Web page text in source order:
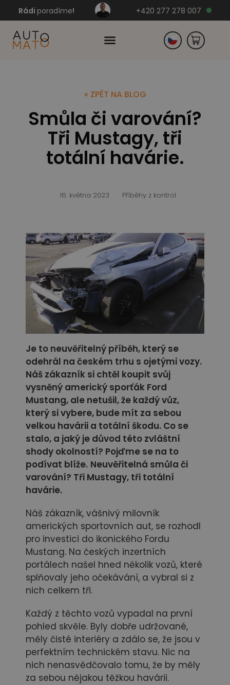
Rádi poradíme! +420 277 278 007
Německo
« ZPĚT NA BLOG
Smůla či varování?
Tři Mustagy, tři
totální havárie.
16. května 2023 Příběhy z kontrol
Je to neuvěřitelný příběh, který se
odehrál na českém trhu s ojetými vozy.
Náš zákazník si chtěl koupit svůj
vysněný americký sporťák Ford
Mustang, ale netušil, že každý vůz,
který si vybere, bude mít za sebou
velkou havárii a totální škodu. Co se
stalo, a jaký je důvod této zvláštní
shody okolností? Pojďme se na to
podívat blíže. Neuvěřitelná smůla či
varování? Tři Mustagy, tři totální
havárie.
Náš zákazník, vášnivý milovník
amerických sportovních aut, se rozhodl
pro investici do ikonického Fordu
Mustang. Na českých inzertních
portálech našel hned několik vozů, které
splňovaly jeho očekávání, a vybral si z
nich celkem tři.
Každý z těchto vozů vypadal na první
pohled skvěle. Byly dobře udržované,
měly čisté interiéry a zdálo se, že jsou v
perfektním technickém stavu. Nic na
nich nenasvědčovalo tomu, že by měly
za sebou nějakou těžkou havárii.